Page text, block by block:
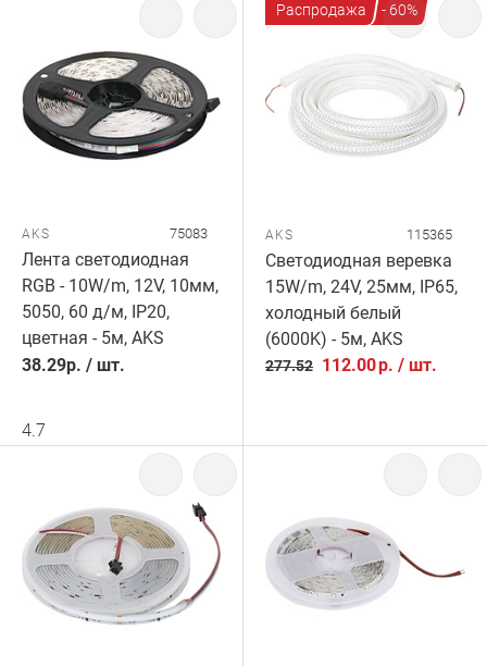
AKS 75083
Лента светодиодная
RGB - 10W/m, 12V, 10мм,
5050, 60 д/м, IP20,
цветная - 5м, AKS
38.29р. / шт.
4.7
Распродажа - 60%
AKS 115365
Светодиодная веревка
15W/m, 24V, 25мм, IP65,
холодный белый
(6000K) - 5м, AKS
277.52 112.00р. / шт.